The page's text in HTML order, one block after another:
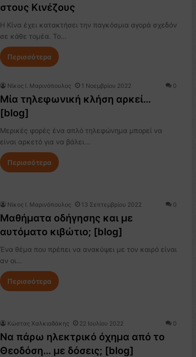
στους Κινέζους
Η Κίνα έχει κατακτήσει την παγκόσμια αγορά σχεδόν
σε κάθε τομέα. Το…
Περισσότερα
Nίκος Ι. Mαρινόπουλος 1 Νοεμβρίου 2022 0
Μία τηλεφωνική κλήση αρκεί…
[blog]
Μερικές φορές ένα απλό τηλεφώνημα μπορεί να
είναι αρκετό για να βάλει…
Περισσότερα
Nίκος Ι. Mαρινόπουλος 13 Σεπτεμβρίου 2022 0
Μαθήματα οδήγησης και με
αυτόματο κιβώτιο; [blog]
Ένα θέμα που πρέπει να ανακύψει με τον καιρό είναι
αν οι…
Περισσότερα
Κώστας Χαλκιαδάκης 22 Ιουλίου 2022 0
Να πάρω ηλεκτρικό όχημα από το
Θεοδόση… με δόσεις; [blog]